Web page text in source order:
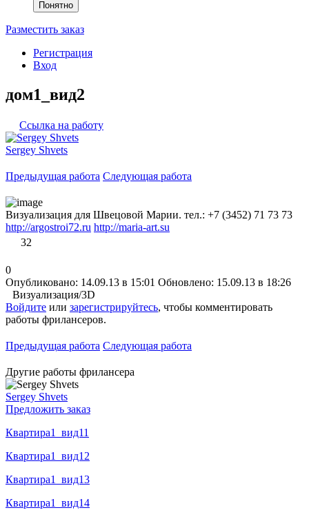
Понятно
Разместить заказ
Регистрация
Вход
дом1_вид2
Ссылка на работу
Sergey Shvets
Предыдущая работа Следующая работа
Визуализация для Швецовой Марии. тел.: +7 (3452) 71 73 73
http://argostroi72.ru http://maria-art.su
32
0
Опубликовано: 14.09.13 в 15:01 Обновлено: 15.09.13 в 18:26
Визуализация/3D
Войдите или зарегистрируйтесь, чтобы комментировать
работы фрилансеров.
Предыдущая работа Следующая работа
Другие работы фрилансера
Sergey Shvets
Предложить заказ
Квартира1_вид11
Квартира1_вид12
Квартира1_вид13
Квартира1_вид14